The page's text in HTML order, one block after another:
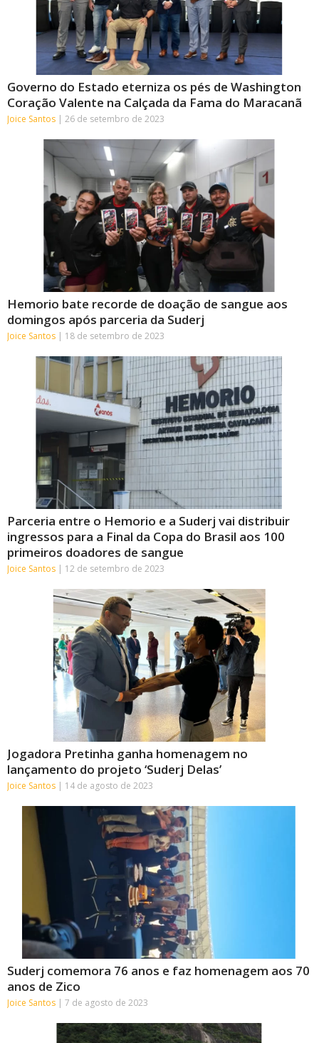
Governo do Estado eterniza os pés de Washington
Coração Valente na Calçada da Fama do Maracanã
Joice Santos 26 de setembro de 2023
Hemorio bate recorde de doação de sangue aos
domingos após parceria da Suderj
Joice Santos 18 de setembro de 2023
Parceria entre o Hemorio e a Suderj vai distribuir
ingressos para a Final da Copa do Brasil aos 100
primeiros doadores de sangue
Joice Santos 12 de setembro de 2023
Jogadora Pretinha ganha homenagem no
lançamento do projeto ‘Suderj Delas’
Joice Santos 14 de agosto de 2023
Suderj comemora 76 anos e faz homenagem aos 70
anos de Zico
Joice Santos 7 de agosto de 2023